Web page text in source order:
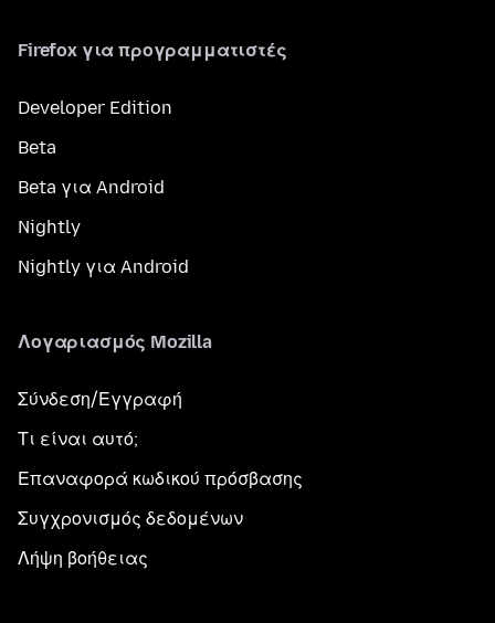
Firefox για προγραμματιστές
Developer Edition
Beta
Beta για Android
Nightly
Nightly για Android
Λογαριασμός Mozilla
Σύνδεση/Εγγραφή
Τι είναι αυτό;
Επαναφορά κωδικού πρόσβασης
Συγχρονισμός δεδομένων
Λήψη βοήθειας